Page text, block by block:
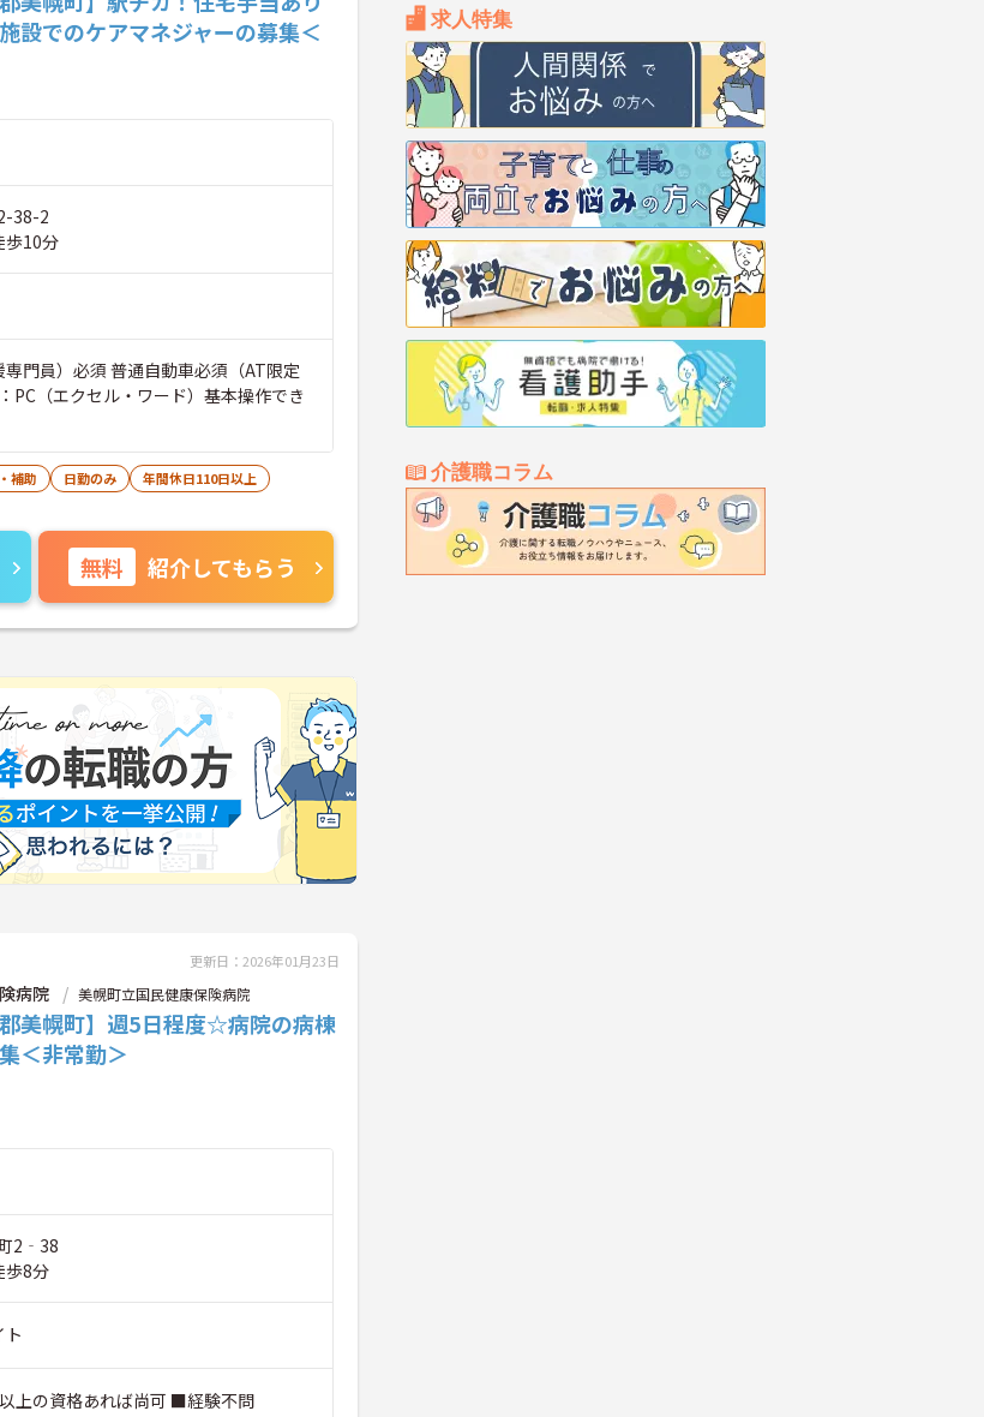
求人特集
介護職コラム
設でのケアマネジャーの募集＜
38-2
歩10分
門員）必須 普通自動車必須（AT限定
PC（エクセル・ワード）基本操作でき
補助 日勤のみ
年間休日110日以上
無料 紹介してもらう
更新日：2026年01月23日
病院 美幌町立国民健康保険病院
郡美幌町】週5日程度☆病院の病棟
＜非常勤＞
2‐38
歩8分
上の資格あれば尚可 ■経験不問